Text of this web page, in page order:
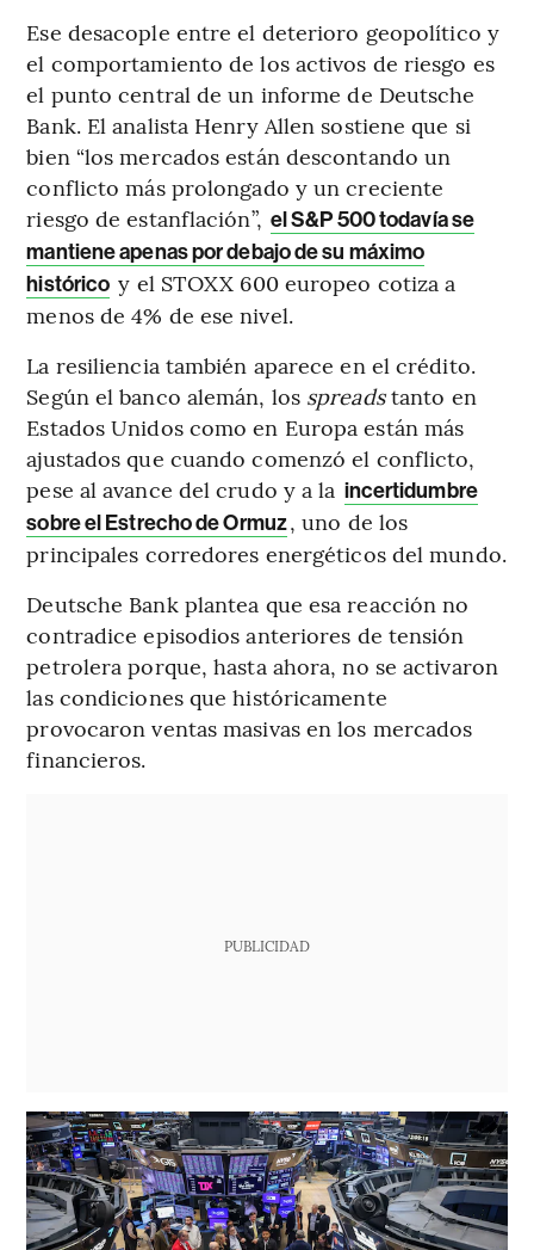
Ese desacople entre el deterioro geopolítico y
el comportamiento de los activos de riesgo es
el punto central de un informe de Deutsche
Bank. El analista Henry Allen sostiene que si
bien “los mercados están descontando un
conflicto más prolongado y un creciente
riesgo de estanflación”, el S&P 500 todavía se
mantiene apenas por debajo de su máximo
histórico y el STOXX 600 europeo cotiza a
menos de 4% de ese nivel.
La resiliencia también aparece en el crédito.
Según el banco alemán, los spreadstanto en
Estados Unidos como en Europa están más
ajustados que cuando comenzó el conflicto,
pese al avance del crudo y a la incertidumbre
sobre el Estrecho de Ormuz, uno de los
principales corredores energéticos del mundo.
Deutsche Bank plantea que esa reacción no
contradice episodios anteriores de tensión
petrolera porque, hasta ahora, no se activaron
las condiciones que históricamente
provocaron ventas masivas en los mercados
financieros.
PUBLICIDAD